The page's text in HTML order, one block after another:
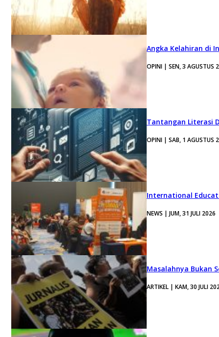
Angka Kelahiran di
OPINI | SEN, 3 AGUSTUS
Tantangan Literasi
OPINI | SAB, 1 AGUSTUS
International
NEWS | JUM, 31 JULI 2026
Masalahnya Bukan
ARTIKEL | KAM, 30 JULI